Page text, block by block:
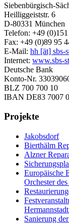
Siebenbürgisch-
Heilliggeiststr. 6
D-80331 München
Telefon: +49
Fax: +49 (0)89 95
E-Mail: hh [ät] sbs-
Internet: www.sbs-
Deutsche Bank
Konto-Nr.
BLZ 700 700 10
IBAN DE83 7007
Projekte
Jakobsdorf
Bierthälm
Alzner
Europäische
Orchester
Sanierung